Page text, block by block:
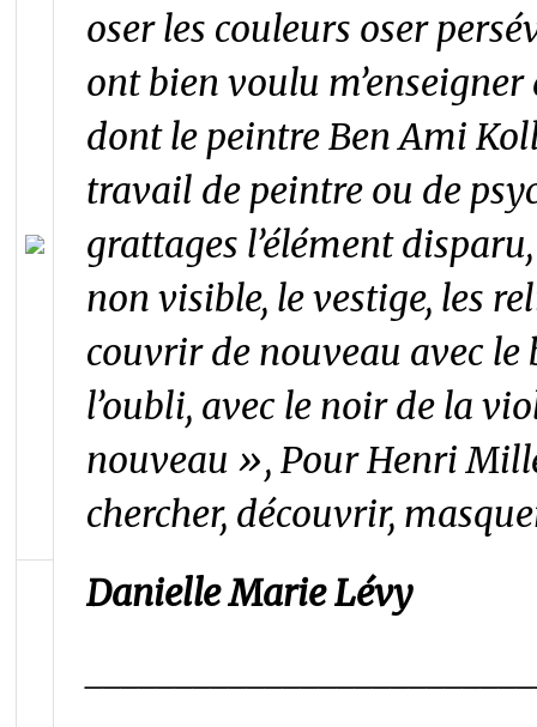
oser les couleurs oser
ont bien voulu
dont le peintre Ben Ami
travail de peintre ou de
grattages l’élément
non visible, le vestige, les
couvrir de nouveau avec le
l’oubli, avec le noir de la
nouveau », Pour Henri
chercher, découvrir,
Danielle Marie Lévy